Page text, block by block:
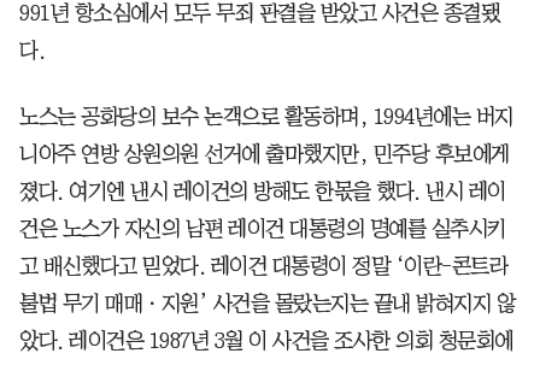
991년 항소심에서 모두 무죄 판결을 받았고 사건은 종결됐
다.
노스는 공화당의 보수 논객으로 활동하며, 1994년에는 버지
니아주 연방 상원의원 선거에 출마했지만, 민주당 후보에게
졌다. 여기엔 낸시 레이건의 방해도 한몫을 했다. 낸시 레이
건은 노스가 자신의 남편 레이건 대통령의 명예를 실추시키
고 배신했다고 믿었다. 레이건 대통령이 정말 ‘이란-콘트라
불법 무기 매매ㆍ지원’ 사건을 몰랐는지는 끝내 밝혀지지 않
았다. 레이건은 1987년 3월 이 사건을 조사한 의회 청문회에